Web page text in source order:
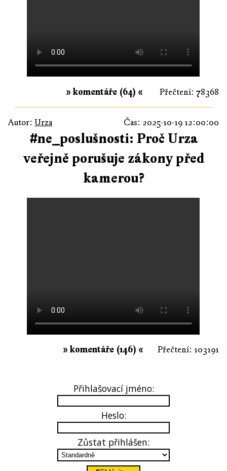
Přečtení: 78368
» komentáře (64) «
Autor: Urza Čas: 2025-10-19 12:00:00
#ne_poslušnosti: Proč Urza
veřejně porušuje zákony před
kamerou?
Přečtení: 103191
» komentáře (146) «
Přihlašovací jméno:
Heslo:
Zůstat přihlášen: